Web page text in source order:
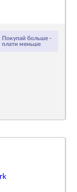
Покупай больше -
плати меньше